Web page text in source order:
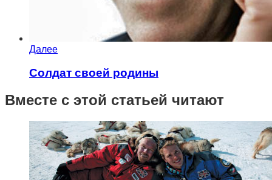
Далее
Солдат своей родины
Вместе с этой статьей читают